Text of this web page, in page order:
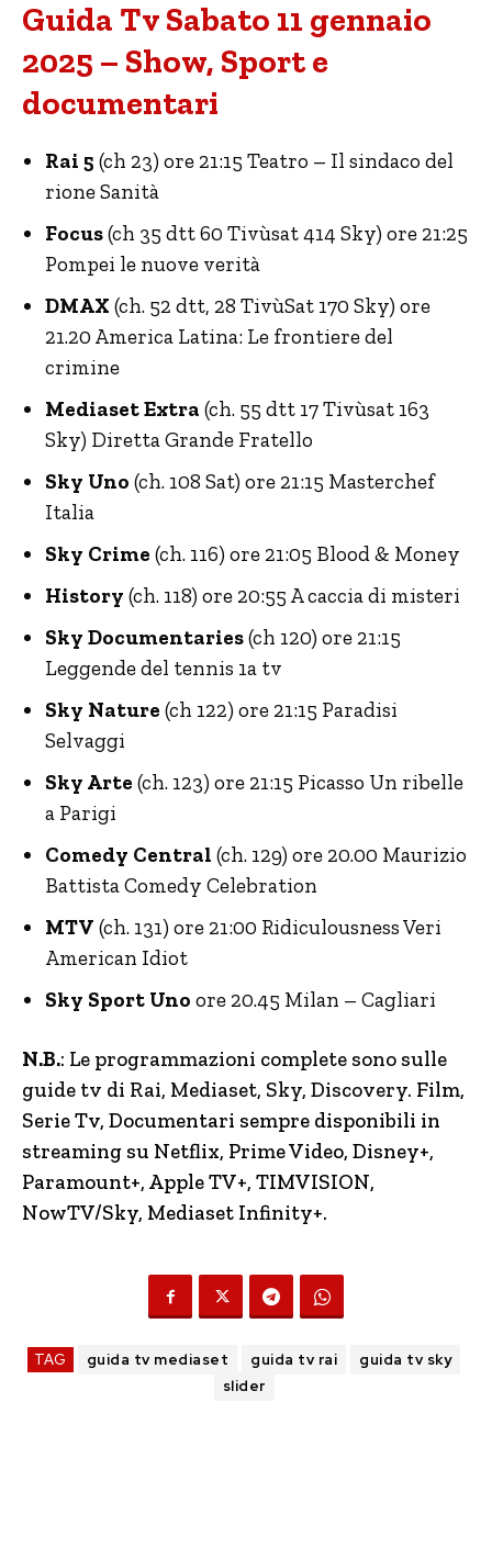
Guida Tv Sabato 11 gennaio
2025 – Show, Sport e
documentari
Rai 5 (ch 23) ore 21:15 Teatro – Il sindaco del
rione Sanità
Focus(ch 35 dtt 60 Tivùsat 414 Sky) ore 21:25
Pompei le nuove verità
DMAX (ch. 52 dtt, 28 TivùSat 170 Sky) ore
21.20 America Latina: Le frontiere del
crimine
Mediaset Extra (ch. 55 dtt 17 Tivùsat 163
Sky) Diretta Grande Fratello
Sky Uno (ch. 108 Sat) ore 21:15 Masterchef
Italia
Sky Crime (ch. 116) ore 21:05 Blood & Money
History (ch. 118) ore 20:55 A caccia di misteri
Sky Documentaries(ch 120) ore 21:15
Leggende del tennis 1a tv
Sky Nature (ch 122) ore 21:15 Paradisi
Selvaggi
Sky Arte (ch. 123) ore 21:15 Picasso Un ribelle
a Parigi
Comedy Central (ch. 129) ore 20.00 Maurizio
Battista Comedy Celebration
MTV (ch. 131) ore 21:00 Ridiculousness Veri
American Idiot
Sky Sport Uno ore 20.45 Milan – Cagliari
N.B.: Le programmazioni complete sono sulle
guide tv di Rai, Mediaset, Sky, Discovery. Film,
Serie Tv, Documentari sempre disponibili in
streaming su Netflix, Prime Video, Disney+,
Paramount+, Apple TV+, TIMVISION,
NowTV/Sky, Mediaset Infinity+.
TAG guida tv mediaset guida tv rai
guida tv sky
slider